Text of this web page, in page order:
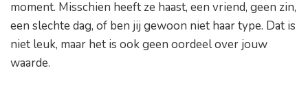
moment. Misschien heeft ze haast, een vriend, geen zin,
een slechte dag, of ben jij gewoon niet haar type. Dat is
niet leuk, maar het is ook geen oordeel over jouw
waarde.